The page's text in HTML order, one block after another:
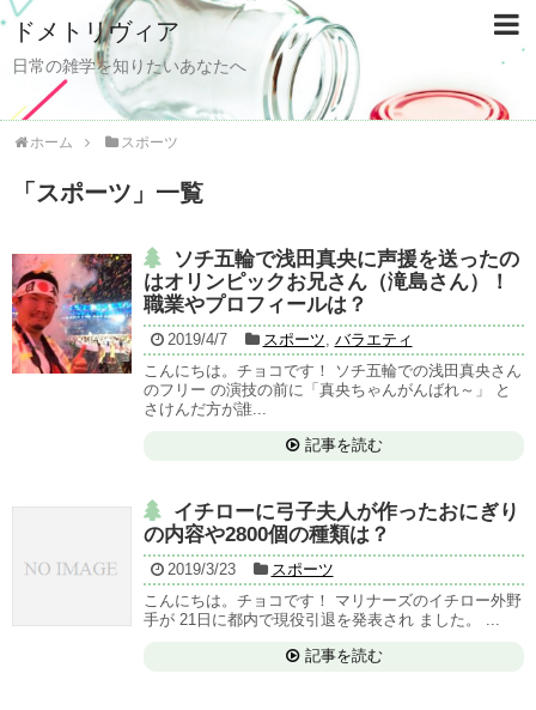
ドメトリヴィア
日常の雑学を知りたいあなたへ
ホーム スポーツ
「 スポーツ 」 一覧
ソチ五輪で浅田真央に声援を送ったの
はオリンピックお兄さん（滝島さん）！
職業やプロフィールは？
2019/4/7 スポーツ, バラエティ
こんにちは。チョコです！ ソチ五輪での浅田真央さん
のフリー の演技の前に「真央ちゃんがんばれ～」 と
さけんだ方が誰...
記事を読む
イチローに弓子夫人が作ったおにぎり
の内容や2800個の種類は？
2019/3/23
スポーツ
こんにちは。チョコです！ マリナーズのイチロー外野
手が 21日に都内で現役引退を発表され ました。 ...
記事を読む